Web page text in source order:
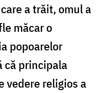
a trăit, omul a
măcar o
popoarelor
că principala
vedere religios a